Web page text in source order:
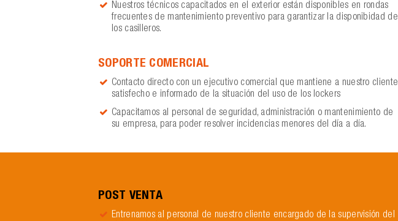
Nuestros técnicos capacitados en el exterior están disponibles en rondas
frecuentes de mantenimiento preventivo para garantizar la disponibidad de
los casilleros.
SOPORTE COMERCIAL
Contacto directo con un ejecutivo comercial que mantiene a nuestro cliente
satisfecho e informado de la situación del uso de los lockers
Capacitamos al personal de seguridad, administración o mantenimiento de
su empresa, para poder resolver incidencias menores del día a día.
POST VENTA
Entrenamos al personal de nuestro cliente encargado de la supervisión del